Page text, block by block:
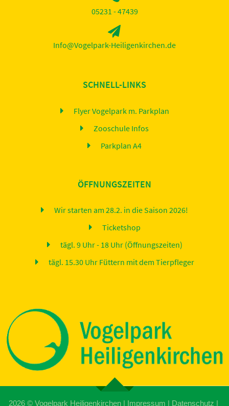
05231 - 47439
Info@Vogelpark-Heiligenkirchen.de
SCHNELL-LINKS
Flyer Vogelpark m. Parkplan
Zooschule Infos
Parkplan A4
ÖFFNUNGSZEITEN
Wir starten am 28.2. in die Saison 2026!
Ticketshop
tägl. 9 Uhr - 18 Uhr (Öffnungszeiten)
tägl. 15.30 Uhr Füttern mit dem Tierpfleger
2026 © Vogelpark Heiligenkirchen | Impressum | Datenschutz |